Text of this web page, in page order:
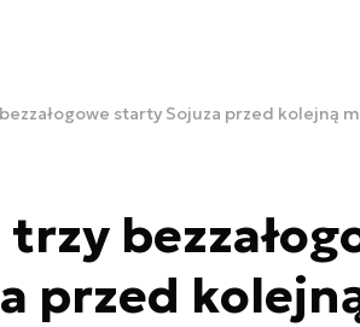
starty Sojuza przed kolejną
przed